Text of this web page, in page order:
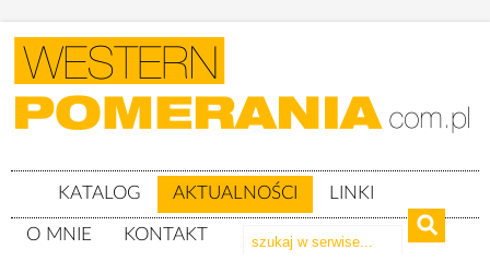
KATALOG AKTUALNOŚCI LINKI
O MNIE KONTAKT